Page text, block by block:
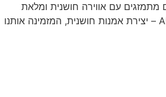
עם אווירה חושנית ומלאת
תשוקה, שוכן בושם Al Haramain Portfolio Cupids Rose – יצירת אמנות חושנית, המזמינה אותנו